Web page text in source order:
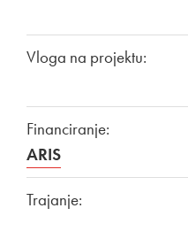
Vloga na projektu:
Financiranje:
ARIS
Trajanje: